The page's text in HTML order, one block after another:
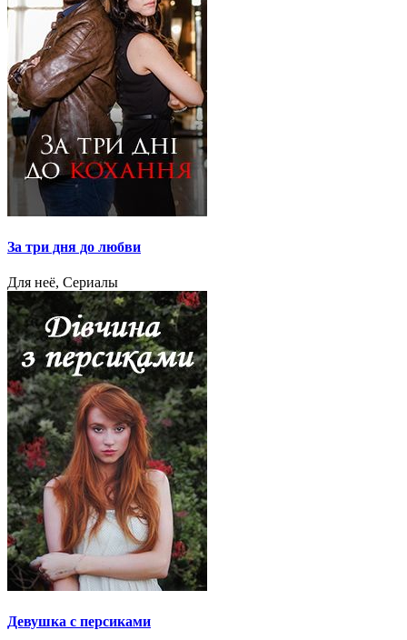
За три дня до любви
Для неё, Сериалы
Девушка с персиками